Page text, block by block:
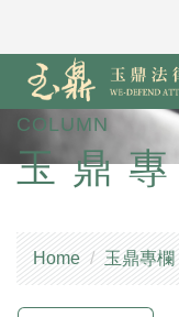
COLUMN
玉鼎
Home 玉鼎專欄